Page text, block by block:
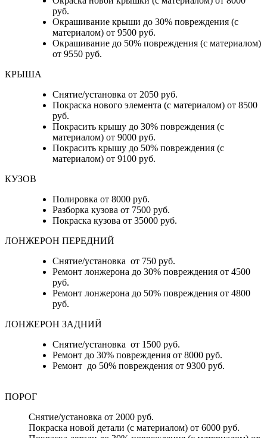
руб.
Окрашивание крыши до 30% повреждения (с
материалом) от 9500 руб.
Окрашивание до 50% повреждения (с материалом)
от 9550 руб.
КРЫША
Снятие/установка от 2050 руб.
Покраска нового элемента (с материалом) от 8500
руб.
Покрасить крышу до 30% повреждения (с
материалом) от 9000 руб.
Покрасить крышу до 50% повреждения (с
материалом) от 9100 руб.
КУЗОВ
Полировка от 8000 руб.
Разборка кузова от 7500 руб.
Покраска кузова от 35000 руб.
ЛОНЖЕРОН ПЕРЕДНИЙ
Снятие/установка от 750 руб.
Ремонт лонжерона до 30% повреждения от 4500
руб.
Ремонт лонжерона до 50% повреждения от 4800
руб.
ЛОНЖЕРОН ЗАДНИЙ
Снятие/установка от 1500 руб.
Ремонт до 30% повреждения от 8000 руб.
Ремонт до 50% повреждения от 9300 руб.
ПОРОГ
Снятие/установка от 2000 руб.
Покраска новой детали (с материалом) от 6000 руб.